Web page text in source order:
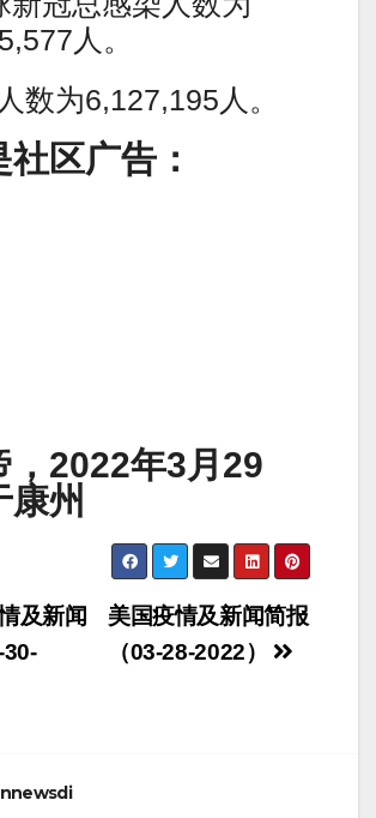
人。
数为6,127,195人。
社区广告：
，2022年3月29
康州
美国疫情及新闻简报
（03-28-2022）
及新闻